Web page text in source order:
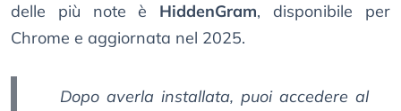
delle più note è HiddenGram, disponibile per
Chrome e aggiornata nel 2025.
Dopo averla installata, puoi accedere al